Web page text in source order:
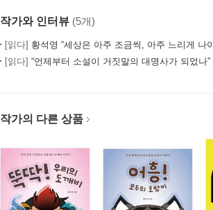
작가와 인터뷰 (5개)
[읽다] 황석영 “세상은 아주 조금씩, 아주 느리게 나
[읽다] “언제부터 소설이 거짓말의 대명사가 되었나
작가의 다른 상품